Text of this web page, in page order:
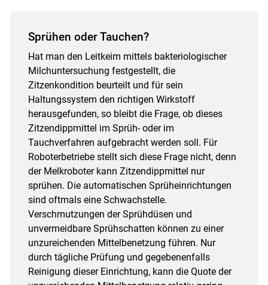
Sprühen oder Tauchen?
Hat man den Leitkeim mittels bakteriologischer
Milchuntersuchung festgestellt, die
Zitzenkondition beurteilt und für sein
Haltungssystem den richtigen Wirkstoff
herausgefunden, so bleibt die Frage, ob dieses
Zitzendippmittel im Sprüh- oder im
Tauchverfahren aufgebracht werden soll. Für
Roboterbetriebe stellt sich diese Frage nicht, denn
der Melkroboter kann Zitzendippmittel nur
sprühen. Die automatischen Sprüheinrichtungen
sind oftmals eine Schwachstelle.
Verschmutzungen der Sprühdüsen und
unvermeidbare Sprühschatten können zu einer
unzureichenden Mittelbenetzung führen. Nur
durch tägliche Prüfung und gegebenenfalls
Reinigung dieser Einrichtung, kann die Quote der